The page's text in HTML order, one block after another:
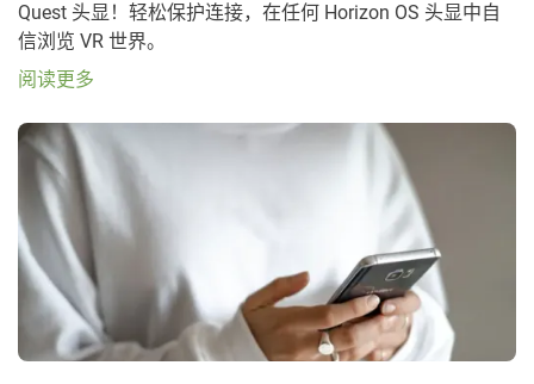
Quest 头显！轻松保护连接，在任何 Horizon OS 头显中自
信浏览 VR 世界。
阅读更多